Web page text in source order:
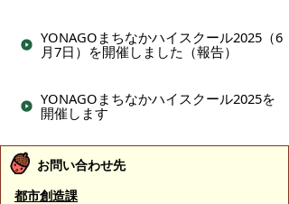
YONAGOまちなかハイスクール2025（6
月7日）を開催しました（報告）
YONAGOまちなかハイスクール2025を
開催します
お問い合わせ先
都市創造課